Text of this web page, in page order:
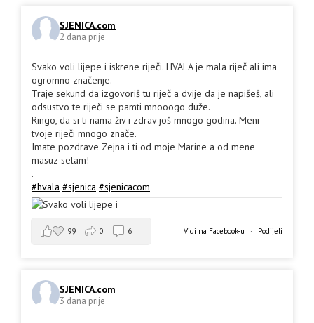
SJENICA.com
2 dana prije
Svako voli lijepe i iskrene riječi. HVALA je mala riječ ali ima
ogromno značenje.
Traje sekund da izgovoriš tu riječ a dvije da je napišeš, ali
odsustvo te riječi se pamti mnooogo duže.
Ringo, da si ti nama živ i zdrav još mnogo godina. Meni
tvoje riječi mnogo znače.
Imate pozdrave Zejna i ti od moje Marine a od mene
masuz selam!
.
#hvala #sjenica #sjenicacom
Vidi na Facebook-u · Podijeli
99 0 6
SJENICA.com
3 dana prije